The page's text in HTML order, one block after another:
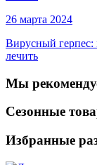
26 марта 2024
Вирусный герпес:
лечить
Мы
Сезонные
Избранные